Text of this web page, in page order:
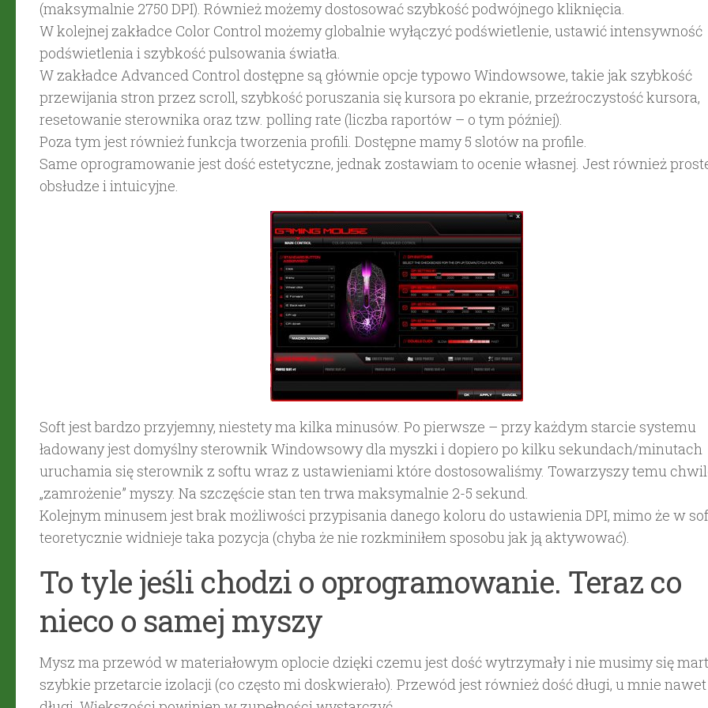
(maksymalnie 2750 DPI). Również możemy dostosować szybkość podwójnego kliknięcia.
W kolejnej zakładce Color Control możemy globalnie wyłączyć podświetlenie, ustawić intensywność
podświetlenia i szybkość pulsowania światła.
W zakładce Advanced Control dostępne są głównie opcje typowo Windowsowe, takie jak szybkość
przewijania stron przez scroll, szybkość poruszania się kursora po ekranie, przeźroczystość kursora,
resetowanie sterownika oraz tzw. polling rate (liczba raportów – o tym później).
Poza tym jest również funkcja tworzenia profili. Dostępne mamy 5 slotów na profile.
Same oprogramowanie jest dość estetyczne, jednak zostawiam to ocenie własnej. Jest również
obsłudze i intuicyjne.
Soft jest bardzo przyjemny, niestety ma kilka minusów. Po pierwsze – przy każdym starcie systemu
ładowany jest domyślny sterownik Windowsowy dla myszki i dopiero po kilku sekundach/minutach
uruchamia się sterownik z softu wraz z ustawieniami które dostosowaliśmy. Towarzyszy temu
„zamrożenie” myszy. Na szczęście stan ten trwa maksymalnie 2-5 sekund.
Kolejnym minusem jest brak możliwości przypisania danego koloru do ustawienia DPI, mimo że w
teoretycznie widnieje taka pozycja (chyba że nie rozkminiłem sposobu jak ją aktywować).
To tyle jeśli chodzi o oprogramowanie. Teraz co
nieco o samej myszy
Mysz ma przewód w materiałowym oplocie dzięki czemu jest dość wytrzymały i nie musimy się
szybkie przetarcie izolacji (co często mi doskwierało). Przewód jest również dość długi, u mnie